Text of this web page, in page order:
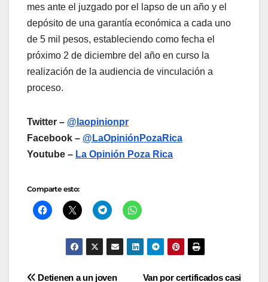
mes ante el juzgado por el lapso de un año y el
depósito de una garantía económica a cada uno
de 5 mil pesos, estableciendo como fecha el
próximo 2 de diciembre del año en curso la
realización de la audiencia de vinculación a
proceso.
Twitter – @laopinionpr
Facebook – @LaOpiniónPozaRica
Youtube – La Opinión Poza Rica
Comparte esto:
Van por certificados casi
Detienen a un joven